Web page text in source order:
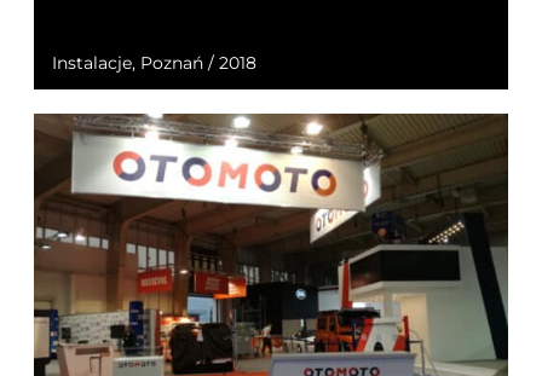
Instalacje, Poznań / 2018